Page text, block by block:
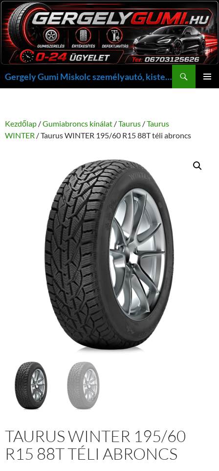
Kilépés
a
tartalomba
Gergely Gumi Miskolc személyautó, kisteherautó gumi szerelés javítás +36703125626 NON-STOP ügyelet, gergelygumi@gergelygumi.hu
Kezdőlap /Gumiabroncs kínálat /Taurus /Taurus
WINTER / Taurus WINTER 195/60 R15 88T téli abroncs
TAURUS WINTER 195/60
R15 88T TÉLI ABRONCS